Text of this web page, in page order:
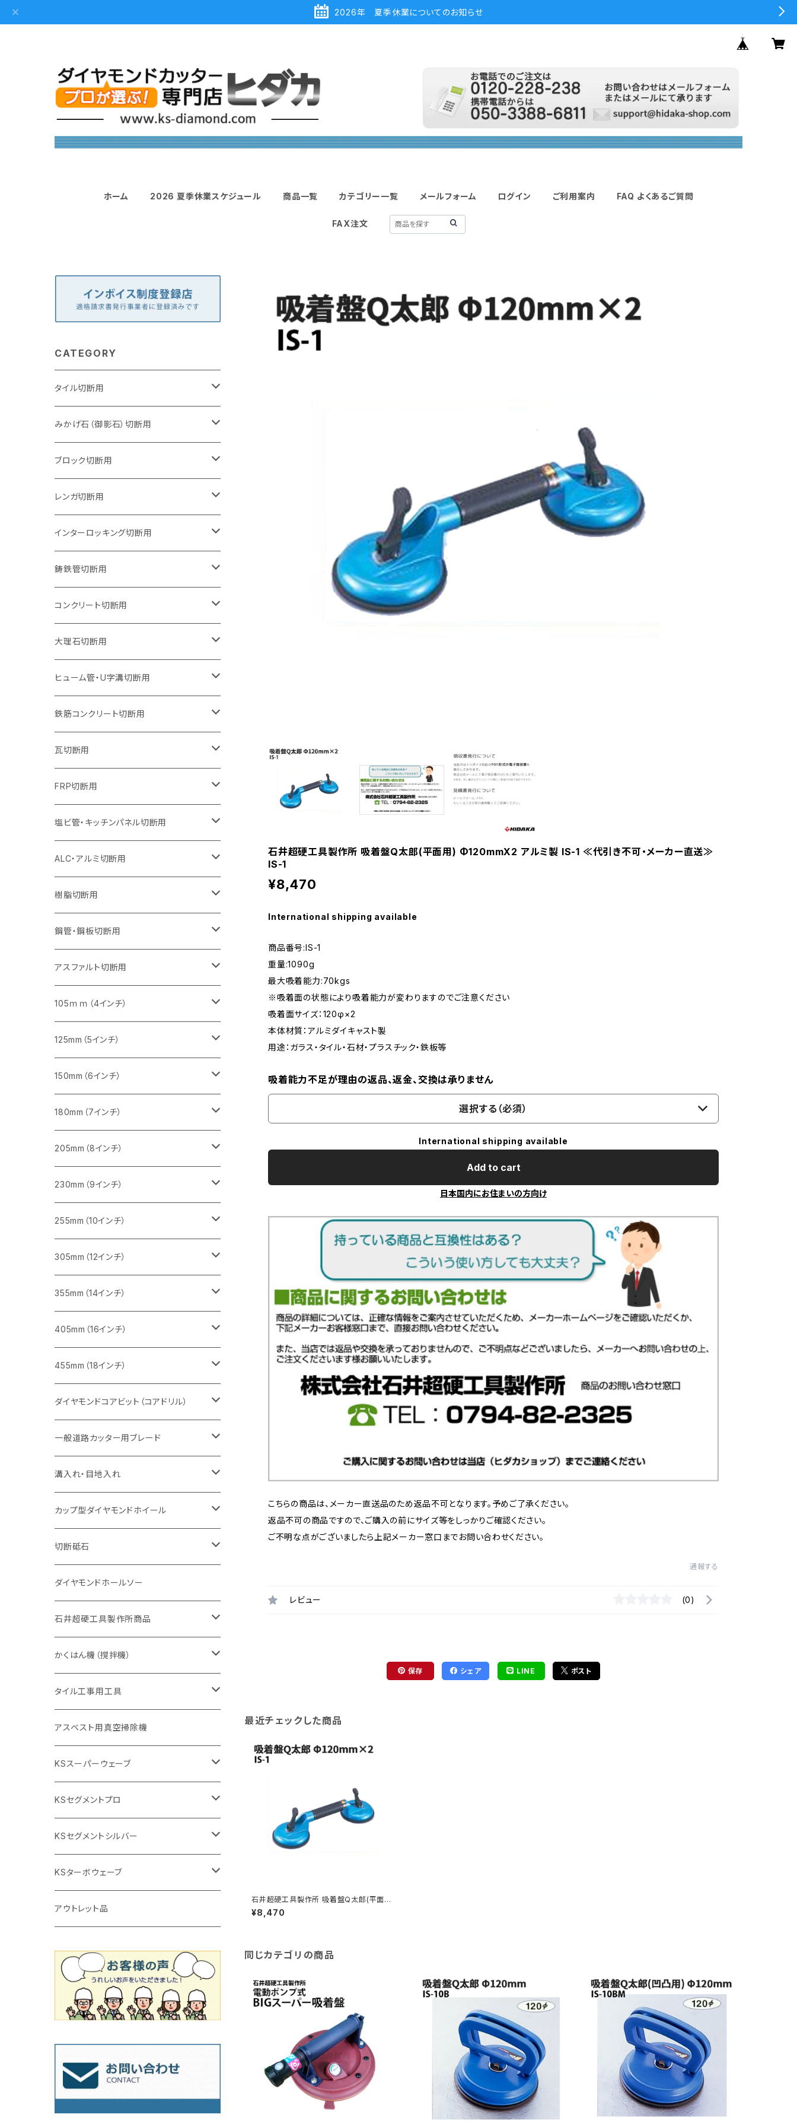
2026年 夏季休業についてのお知らせ
ホーム 2026 夏季休業スケジュール 商品一覧 カテゴリー一覧 メールフォーム ログイン ご利用案内 FAQ よくあるご質問
FAX注文
石井超硬工具製作所 吸着盤Q太郎(平面用) Φ120mmX2 アルミ製 IS-1 ≪代引き不可・メーカー直送≫
IS-1
¥8,470
International shipping available
商品番号:IS-1
重量:1090g
最大吸着能力:70kgs
※吸着面の状態により吸着能力が変わりますのでご注意ください
吸着面サイズ：120φ×2
本体材質：アルミダイキャスト製
用途：ガラス・タイル・石材・プラスチック・鉄板等
吸着能力不足が理由の返品、返金、交換は承りません
選択する（必須）
International shipping available
Add to cart
日本国内にお住まいの方向け
こちらの商品は、メーカー直送品のため返品不可となります。予めご了承ください。
返品不可の商品ですので、ご購入の前にサイズ等をしっかりご確認ください。
ご不明な点がございましたら上記メーカー窓口までお問い合わせください。
通報する
レビュー (0)
保存 シェア LINE ポスト
最近チェックした商品
石井超硬工具製作所 吸着盤Q太郎(平面用)
Φ120mmX2 アルミ製 IS-1 ≪代引き不可・
メーカー直送≫ IS-1
¥8,470
同じカテゴリの商品
CATEGORY
タイル切断用
105mm（4インチ）
125mm（5インチ）
グラインダー取付用
石井超硬電動切断機 取付用
みかげ石（御影石）切断用
105mm（4インチ）
セグメントタイプ
セグメントタイプ（ビス穴付き
125mm（5インチ）
セグメントタイプ
セグメントタイプ（ビス穴付き
150mm（6インチ）
セグメントタイプ
180mm（7インチ）
セグメントタイプ
205mm（8インチ）
セグメントタイプ
230mm（9インチ）
セグメントタイプ
305mm（12インチ）
セグメント
セグメント（特殊凸凹加工チップ）
355mm（14インチ）
セグメント
セグメント（特殊凸凹加工チップ）
405mm（16インチ）
セグメントタイプ
ブロック切断用
105mm（4インチ）
セグメントタイプ
ウェーブタイプ
125mm（5インチ）
セグメントタイプ
ウェーブタイプ
150mm（6インチ）
セグメントタイプ
ウェーブタイプ
180mm（7インチ）
セグメントタイプ
ウェーブタイプ
205mm（8インチ）
セグメントタイプ
ウェーブタイプ
230mm（9インチ）
セグメントタイプ
ウェーブタイプ
255mm（10インチ）
セグメントタイプ
305mm（12インチ）
セグメント
セグメント（特殊凸凹加工チップ）
355mm（14インチ）
セグメント
セグメント（特殊凸凹加工チップ）
レンガ切断用
105mm（4インチ）
セグメントタイプ
ウェーブタイプ
125mm（5インチ）
セグメントタイプ
ウェーブタイプ
150mm（6インチ）
セグメントタイプ
ウェーブタイプ
180mm（7インチ）
セグメントタイプ
ウェーブタイプ
205mm（8インチ）
セグメントタイプ
ウェーブタイプ
230mm（9インチ）
セグメントタイプ
ウェーブタイプ
255mm（10インチ）
セグメントタイプ
305mm（12インチ）
セグメント
セグメント（特殊凸凹加工チップ）
355mm（14インチ）
セグメント
セグメント（特殊凸凹加工チップ）
インターロッキング切断用
105mm（4インチ）
セグメントタイプ
セグメントタイプ（ビス穴付き
125mm（5インチ）
セグメントタイプ
セグメントタイプ（ビス穴付き
150mm（6インチ）
セグメントタイプ
180mm（7インチ）
セグメントタイプ
205mm（8インチ）
セグメントタイプ
230mm（9インチ）
セグメントタイプ
255mm（10インチ）
セグメントタイプ（一般道路カッター用
305mm（12インチ）
セグメントタイプ
セグメントタイプ（一般道路カッター用
355mm（14インチ）
セグメントタイプ
セグメントタイプ（一般道路カッター用
405mm（16インチ）
セグメントタイプ
セグメントタイプ（一般道路カッター用
455mm（18インチ）
セグメント（一般道路カッター用
鋳鉄管切断用
105mm（4インチ）
セグメントタイプ
セグメントタイプ（ビス穴付き
125mm（5インチ）
セグメントタイプ
セグメントタイプ（ビス穴付き
150mm（6インチ）
セグメントタイプ
180mm（7インチ）
セグメントタイプ
205mm（8インチ）
セグメントタイプ
230mm（9インチ）
セグメントタイプ
305mm（12インチ）
セグメントタイプ
埋設鋳鉄管工事対応タイプ
355mm（14インチ）
セグメントタイプ
埋設鋳鉄管工事対応タイプ
405mm（16インチ）
セグメントタイプ
埋設鋳鉄管工事対応タイプ
コンクリート切断用
105mm（4インチ）
セグメントタイプ
ウェーブタイプ
125mm（5インチ）
セグメントタイプ
ウェーブタイプ
150mm（6インチ）
セグメントタイプ
ウェーブタイプ
180mm（7インチ）
セグメントタイプ
ウェーブタイプ
205mm（8インチ）
セグメントタイプ
ウェーブタイプ
230mm（9インチ）
セグメントタイプ
ウェーブタイプ
255mm（10インチ）
セグメントタイプ
セグメントタイプ（一般道路カッター用
305mm（12インチ）
セグメント
セグメント（特殊凸凹加工チップ）
355mm（14インチ）
セグメント
セグメント（特殊凸凹加工チップ）
405mm（16インチ）
セグメント
セグメント（一般道路カッター用
473mm（18インチ）
セグメント（一般道路カッター用
大理石切断用
125mm（5インチ）
ヒューム管・U字溝切断用
105mm（4インチ）
セグメントタイプ
125mm（5インチ）
セグメントタイプ
150mm（6インチ）
セグメントタイプ
180mm（7インチ）
セグメントタイプ
205mm（8インチ）
セグメントタイプ
230mm（9インチ）
セグメントタイプ
255mm（10インチ）
セグメントタイプ
305mm（12インチ）
セグメント
セグメント（特殊凸凹加工チップ）
355mm（14インチ）
セグメント
セグメント（特殊凸凹加工チップ）
405mm（16インチ）
セグメントタイプ
鉄筋コンクリート切断用
305mm（12インチ）
セグメントタイプ
355mm（14インチ）
セグメントタイプ
405mm（16インチ）
セグメントタイプ
瓦切断用
105mm（4インチ）
FRP切断用
125ｍｍ（5インチ）
塩ビ管・キッチンパネル切断用
125ｍｍ（5インチ）
ALC・アルミ切断用
305mm（12インチ）
砥石（補強綱入り）
355mm（14インチ）
砥石（補強綱入り）
樹脂切断用
305mm（12インチ）
砥石（補強綱入り）
355mm（14インチ）
砥石（補強綱入り）
鋼管・鋼板切断用
305mm（12インチ）
砥石（補強綱入り）
355mm（14インチ）
砥石（補強綱入り）
アスファルト切断用
255ｍｍ（10インチ）
一般道路カッター用
305ｍｍ（12インチ）
一般道路カッター用
355ｍｍ（14インチ）
一般道路カッター用
405mm（16インチ）
一般道路カッター用
455ｍｍ（18インチ）
一般道路カッター用
105ｍｍ（4インチ）
タイル切断用
みかげ石（御影石）切断用
コンクリート切断用
ブロック切断用
レンガ切断用
インターロッキング切断用
鋳鉄管切断用
ヒューム管・U字溝切断用
125mm（5インチ）
タイル切断用
みかげ石（御影石）切断用
コンクリート切断用
ブロック切断用
レンガ切断用
インターロッキング切断用
鋳鉄管切断用
ヒューム管・U字溝切断用
FRP切断用
塩ビ管・キッチンパネル切断用
大理石
150mm（6インチ）
みかげ石（御影石）切断用
コンクリート切断用
ブロック切断用
レンガ切断用
インターロッキング切断用
鋳鉄管切断用
ヒューム管・U字溝切断用
180mm（7インチ）
みかげ石（御影石）切断用
コンクリート切断用
ブロック切断用
レンガ切断用
インターロッキング切断用
鋳鉄管切断用
ヒューム管・U字溝切断用
205mm（8インチ）
みかげ石（御影石）切断用
コンクリート切断用
ブロック切断用
レンガ切断用
インターロッキング切断用
鋳鉄管切断用
ヒューム管・U字溝切断用
230mm（9インチ）
みかげ石（御影石）切断用
コンクリート切断用
ブロック切断用
レンガ切断用
インターロッキング切断用
鋳鉄管切断用
ヒューム管・U字溝切断用
255mm（10インチ）
コンクリート切断用
一般道路カッター用
ブロック切断用
レンガ切断用
インターロッキング切断用
一般道路カッター用
ヒューム管・U字溝切断用
アスファルト切断用
一般道路カッター用
305mm（12インチ）
みかげ石（御影石）切断用
セグメント
セグメント（特殊凹凸加工チップ
鉄筋コンクリート切断用
セグメントタイプ
コンクリート切断用
セグメント
セグメント（特殊凸凹加工チップ
ブロック切断用
セグメント
セグメント（特殊凸凹加工チップ
レンガ切断用
セグメント
セグメント（特殊凸凹加工チップ
インターロッキング切断用
セグメントタイプ
一般道路カッター用
鋳鉄管切断用
セグメントタイプ
埋設鋳鉄管工事対応タイプ
ヒューム管・U字溝切断用
セグメント
セグメント（特殊凸凹加工チップ
アスファルト切断用
一般道路カッター用
355mm（14インチ）
みかげ石（御影石）切断用
セグメント
セグメント（特殊凸凹加工チップ
鉄筋コンクリート切断用
セグメントタイプ
コンクリート切断用
セグメント
セグメント（特殊凸凹加工チップ
ブロック切断用
セグメント
セグメント（特殊凸凹加工チップ
レンガ切断用
セグメント
セグメント（特殊凸凹加工チップ
インターロッキング切断用
セグメントタイプ
一般道路カッター用
鋳鉄管切断用
セグメントタイプ
埋設鋳鉄管工事対応タイプ
ヒューム管・U字溝切断用
セグメントタイプ
セグメント（特殊凸凹加工チップ
アスファルト切断用
一般道路カッター用
405mm（16インチ）
みかげ石（御影石）切断用
セグメントタイプ
コンクリート切断用
セグメントタイプ
一般道路カッター用
鉄筋コンクリート切断用
セグメントタイプ
インターロッキング切断用
セグメントタイプ
一般道路カッター用
鋳鉄管切断用
セグメントタイプ
埋設鋳鉄管工事対応タイプ
ヒューム管・U字溝切断用
セグメントタイプ
アスファルト切断用
一般道路カッター用
455mm（18インチ）
道路コンクリート切断用
道路アスファルト切断用
ダイヤモンドコアビット（コアドリル）
Aロット
有効長 250mm
有効長 370mm
Ｃロット
有効長 250mm
M27
有効長 250mm
一般道路カッター用ブレード
道路（アスファルト用）
255mm（10インチ）
305mm（12インチ）
道路（コンクリート舗装面）
255mm（10インチ）
305mm（12インチ）
道路（アス・コン兼用）
305mm（12インチ）
355mm（14インチ）
溝入れ・目地入れ
V型チップ
ストレート型チップ
U型チップ
カップ型ダイヤモンドホイール
100mm（4インチ）
125mm（5インチ）
切断砥石
金属用
305mm（12インチ）
355mm（14インチ）
非金属用
305mm（12インチ）
355mm（14インチ）
ダイヤモンドホールソー
石井超硬工具製作所商品
押し切り（タイル切断機）
本体
替え刃
電動切断機
本体
ダイヤモンドホイール
ブリック＆ブロック用切断機
穴あけ用工具
タイルニッパー
プロ用鏝（こて）
吸着盤
その他
タイル針
かくはん機（撹拌機）
本体
低速回転
高速回転
付属品
撹拌羽根
撹拌軸
タイル工事用工具
手動工具
押し切り（手動切断機
押し切り替え刃（手動切断機替え刃
タイル針
その他
電動工具
電動切断機
タイルパッチ（ビブラート
アスベスト用真空掃除機
KSスーパーウェーブ
105mm（4インチ）
125ｍｍ（5インチ）
KSセグメントプロ
105mm（4インチ）
通常品
ビス穴付き
125mm（5インチ）
通常品
オフセットタイプ（ハットタイプ
150ｍｍ（6インチ）
205ｍｍ（8インチ）
230mm（9インチ）
KSセグメントシルバー
105mm（4インチ）
125mm（5インチ）
180mm（7インチ）
205mm（8インチ）
KSターボウェーブ
105mm（4インチ）
150ｍｍ（6インチ）
180ｍｍ（7インチ）
230ｍｍ（9インチ）
アウトレット品